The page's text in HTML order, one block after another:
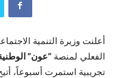
أعلنت وزيرة التنمية
الفعلي لمنصة “عون”
تجريبية استمرت أسبوعاً،